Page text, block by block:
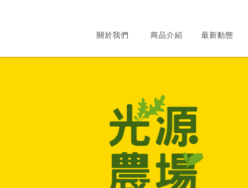
關於我們 商品介紹 最新動態